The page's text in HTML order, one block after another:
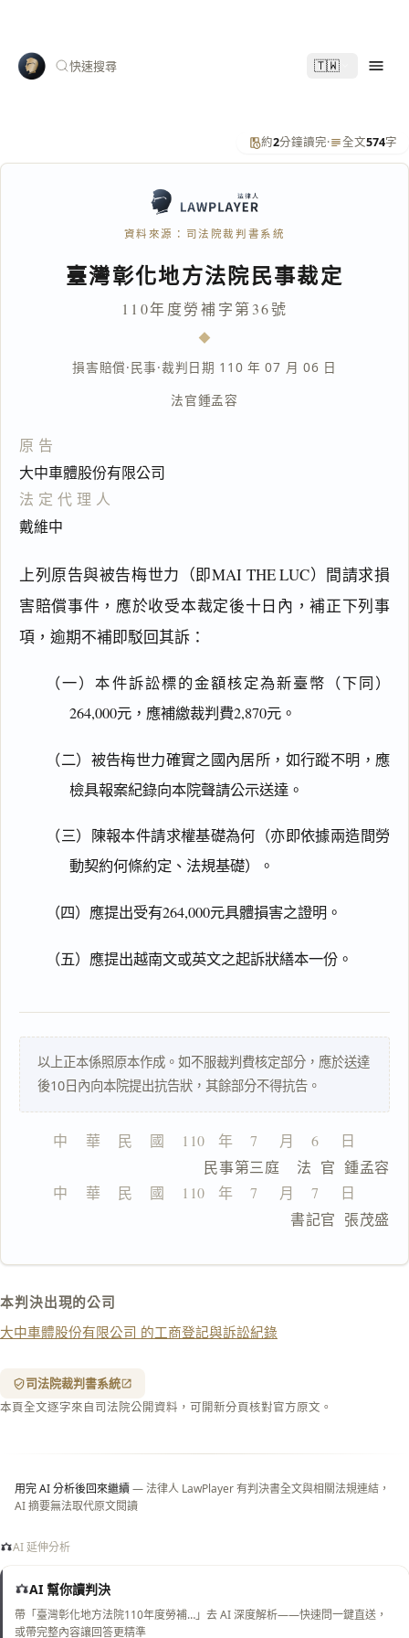
快速搜尋 🇹🇼
約2分鐘讀完· 全文574字
資料來源：司法院裁判書系統
臺灣彰化地方法院民事裁定
110年度勞補字第36號
損害賠償·民事·裁判日期 110 年 07 月 06 日
法官鍾孟容
原告
大中車體股份有限公司
法定代理人
戴維中
上列原告與被告梅世力（即MAI THE LUC）間請求損
害賠償事件，應於收受本裁定後十日內，補正下列事
項，逾期不補即駁回其訴：
（一）本件訴訟標的金額核定為新臺幣（下同）
264,000元，應補繳裁判費2,870元。
（二）被告梅世力確實之國內居所，如行蹤不明，應
檢具報案紀錄向本院聲請公示送達。
（三）陳報本件請求權基礎為何（亦即依據兩造間勞
動契約何條約定、法規基礎）。
（四）應提出受有264,000元具體損害之證明。
（五）應提出越南文或英文之起訴狀繕本一份。
以上正本係照原本作成。如不服裁判費核定部分，應於送達
後10日內向本院提出抗告狀，其餘部分不得抗告。
中    華    民    國    110   年    7     月    6     日
                  民事第三庭    法  官  鍾孟容
中    華    民    國    110   年    7     月    7     日
                                書記官  張茂盛
本判決出現的公司
大中車體股份有限公司 的工商登記與訴訟紀錄
司法院裁判書系統
本頁全文逐字來自司法院公開資料，可開新分頁核對官方原文。
用完 AI 分析後回來繼續— 法律人 LawPlayer 有判決書全文與相關法規連結，
AI 摘要無法取代原文閱讀
AI 延伸分析
AI 幫你讀判決
帶「臺灣彰化地方法院110年度勞補…」去 AI 深度解析——快速問一鍵直送，
或帶完整內容讓回答更精準
閱讀
複
文